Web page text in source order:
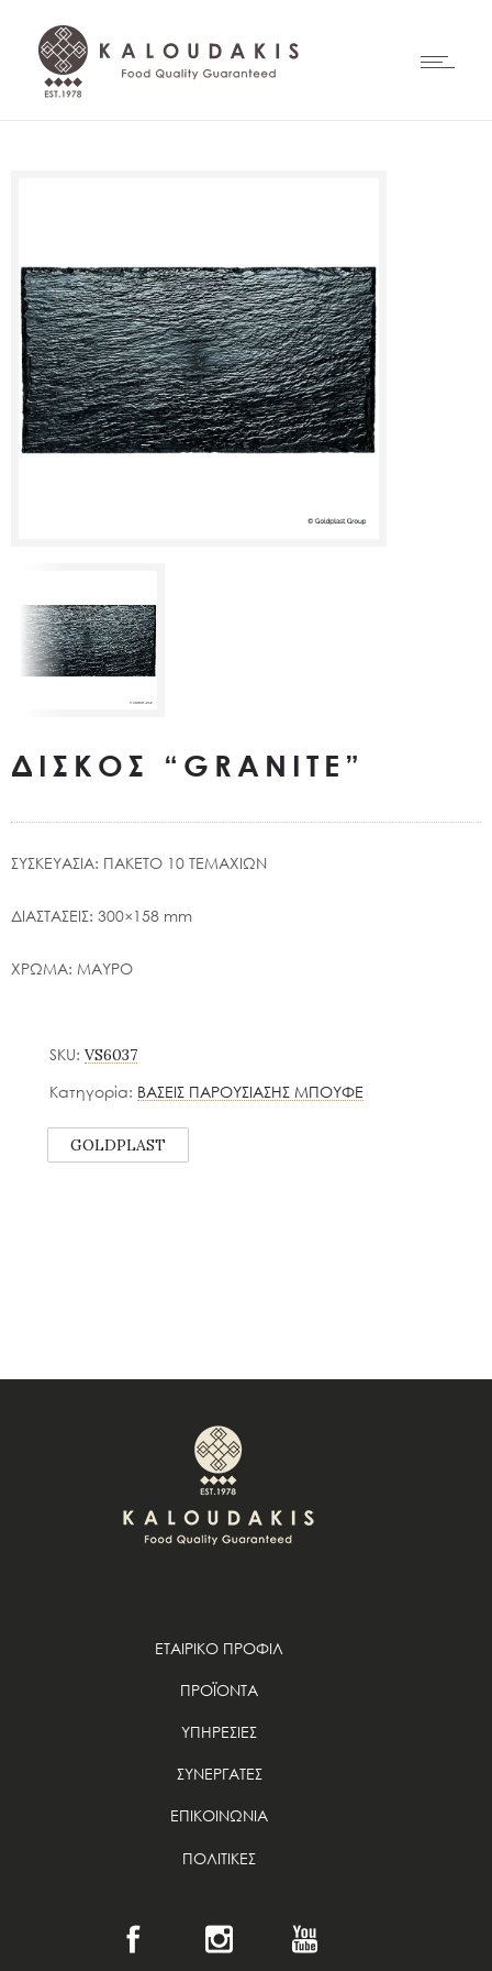
ΔΙΣΚΟΣ “GRANITE”
ΣΥΣΚΕΥΑΣΙΑ: ΠΑΚΕΤΟ 10 ΤΕΜΑΧΙΩΝ
ΔΙΑΣΤΑΣΕΙΣ: 300×158 mm
ΧΡΩΜΑ: ΜΑΥΡΟ
SKU: VS6037
Κατηγορία: ΒΑΣΕΙΣ ΠΑΡΟΥΣΙΑΣΗΣ ΜΠΟΥΦΕ
GOLDPLAST
ΕΤΑΙΡΙΚΟ ΠΡΟΦΙΛ
ΠΡΟΪΟΝΤΑ
ΥΠΗΡΕΣΙΕΣ
ΣΥΝΕΡΓΑΤΕΣ
ΕΠΙΚΟΙΝΩΝΙΑ
ΠΟΛΙΤΙΚΕΣ